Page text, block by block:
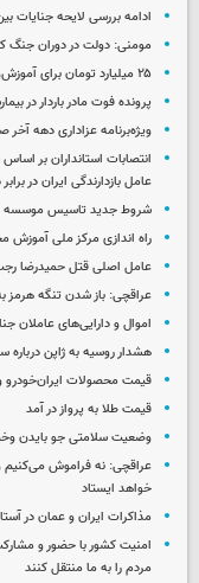
ادامه بررسی لایحه جنایات
مومنی: دولت در دوران جنگ
۲۵ میلیارد تومان برای آموزش‌وپرورش رفسنجان اختصاص یافت
پرونده فوت مادر باردار در
ویژه‌برنامه عزاداری دهه
انتصابات استانداران بر
عامل بازدارندگی ایران در
شروط جدید تاسیس موسسه
راه اندازی مرکز ملی آموزش
عامل اصلی قتل حمیدرضا
عراقچی: باز شدن تنگه هرمز
اموال و دارایی‌های عاملان
هشدار روسیه به ژاپن
قیمت محصولات ایران‌خودرو و سایپا
قیمت طلا به پرواز در آمد
وضعیت سلامتی جو بایدن
عراقچی: نه فراموش می‌کنیم
خواهد ایستاد
مذاکرات ایران و عمان در
امنیت کشور با حضور و
مردم را به ما منتقل کنند